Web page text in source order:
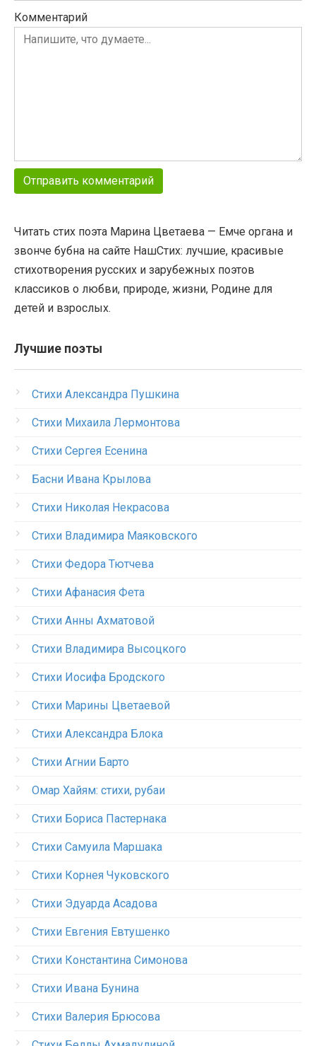
Комментарий
Читать стих поэта Марина Цветаева — Емче органа и
звонче бубна на сайте НашСтих: лучшие, красивые
стихотворения русских и зарубежных поэтов
классиков о любви, природе, жизни, Родине для
детей и взрослых.
Лучшие поэты
Стихи Александра Пушкина
Стихи Михаила Лермонтова
Стихи Сергея Есенина
Басни Ивана Крылова
Стихи Николая Некрасова
Стихи Владимира Маяковского
Стихи Федора Тютчева
Стихи Афанасия Фета
Стихи Анны Ахматовой
Стихи Владимира Высоцкого
Стихи Иосифа Бродского
Стихи Марины Цветаевой
Стихи Александра Блока
Стихи Агнии Барто
Омар Хайям: стихи, рубаи
Стихи Бориса Пастернака
Стихи Самуила Маршака
Стихи Корнея Чуковского
Стихи Эдуарда Асадова
Стихи Евгения Евтушенко
Стихи Константина Симонова
Стихи Ивана Бунина
Стихи Валерия Брюсова